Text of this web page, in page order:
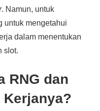
. Namun, untuk
untuk mengetahui
dalam menentukan
slot.
RNG dan
Kerjanya?